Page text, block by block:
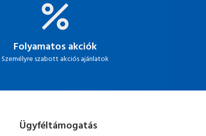
Folyamatos akciók
Személyre szabott akciós ajánlatok
Ügyféltámogatás